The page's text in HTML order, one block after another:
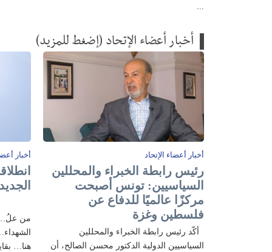
...
أخبار أعضاء الإتحاد (إضغط للمزيد)
أخبار أعضاء الإتحاد
رئيس رابطة الخبراء والمحللين
السياسيين: تونس أصبحت
مركزًا عالميًا للدفاع عن
فلسطين وغزة
أكّد رئيس رابطة الخبراء والمحللين
السياسيين الدولية الدكتور محسن الصالح، أن
أخبار
من علُ…
هنا…